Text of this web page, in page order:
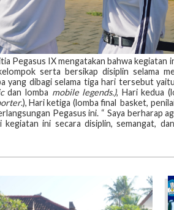
Pegasus IX mengatakan bahwa kegiatan
serta bersikap disiplin selama
yang dibagi selama tiga hari tersebut
dan lomba mobile legends.), Hari kedua
.), Hari ketiga (lomba final basket,
Pegasus ini. “ Saya berharap
ini secara disiplin, semangat,